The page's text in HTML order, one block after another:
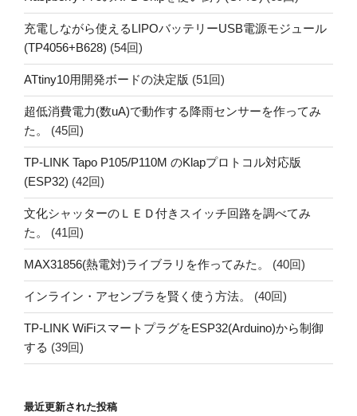
充電しながら使えるLIPOバッテリーUSB電源モジュール
(TP4056+B628) (54回)
ATtiny10用開発ボードの決定版 (51回)
超低消費電力(数uA)で動作する降雨センサーを作ってみ
た。
(45回)
TP-LINK Tapo P105/P110M のKlapプロトコル対応版
(ESP32) (42回)
文化シャッターのＬＥＤ付きスイッチ回路を調べてみ
た。
(41回)
MAX31856(熱電対)ライブラリを作ってみた。 (40回)
インライン・アセンブラを賢く使う方法。 (40回)
TP-LINK WiFiスマートプラグをESP32(Arduino)から制御
する (39回)
最近更新された投稿